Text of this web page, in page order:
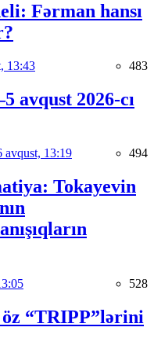
Fərman hansı
13:43 483
avqust 2026-cı
avqust, 13:19 494
Tokayevin
528
“TRIPP”lərini